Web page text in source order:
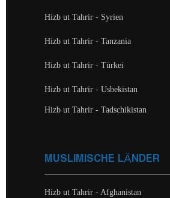
Hizb ut Tahrir - Syrien
Hizb ut Tahrir - Tanzania
Hizb ut Tahrir - Türkei
Hizb ut Tahrir - Usbekistan
Hizb ut Tahrir - Tadschikistan
MUSLIMISCHE LÄNDER
Hizb ut Tahrir - Afghanistan